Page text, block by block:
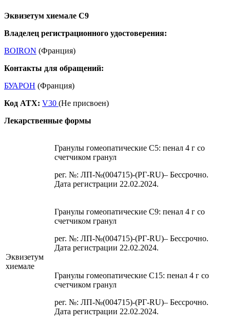
Эквизетум хиемале С9
Владелец регистрационного удостоверения:
BOIRON (Франция)
Контакты для обращений:
БУАРОН (Франция)
Код ATX: V30 (Не присвоен)
Лекарственные формы
Эквизетум
хиемале
Гранулы гомеопатические C5: пенал 4 г со
счетчиком гранул
рег. №: ЛП-№(004715)-(РГ-RU)– Бессрочно.
Дата регистрации 22.02.2024.
Гранулы гомеопатические C9: пенал 4 г со
счетчиком гранул
рег. №: ЛП-№(004715)-(РГ-RU)– Бессрочно.
Дата регистрации 22.02.2024.
Гранулы гомеопатические C15: пенал 4 г со
счетчиком гранул
рег. №: ЛП-№(004715)-(РГ-RU)– Бессрочно.
Дата регистрации 22.02.2024.